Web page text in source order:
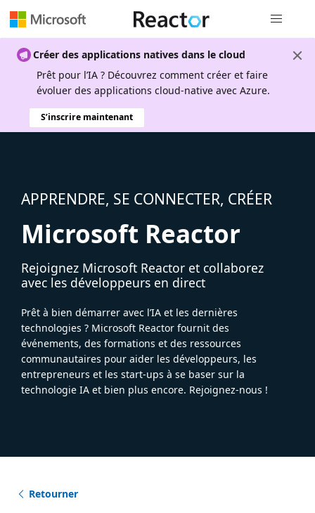
Créer des applications natives dans le cloud
Prêt pour l’IA ? Découvrez comment créer et faire
évoluer des applications cloud-native avec Azure.
S’inscrire maintenant
APPRENDRE, SE CONNECTER, CRÉER
Microsoft Reactor
Rejoignez Microsoft Reactor et collaborez
avec les développeurs en direct
Prêt à bien démarrer avec l’IA et les dernières
technologies ? Microsoft Reactor fournit des
événements, des formations et des ressources
communautaires pour aider les développeurs, les
entrepreneurs et les start-ups à se baser sur la
technologie IA et bien plus encore. Rejoignez-nous !
Retourner